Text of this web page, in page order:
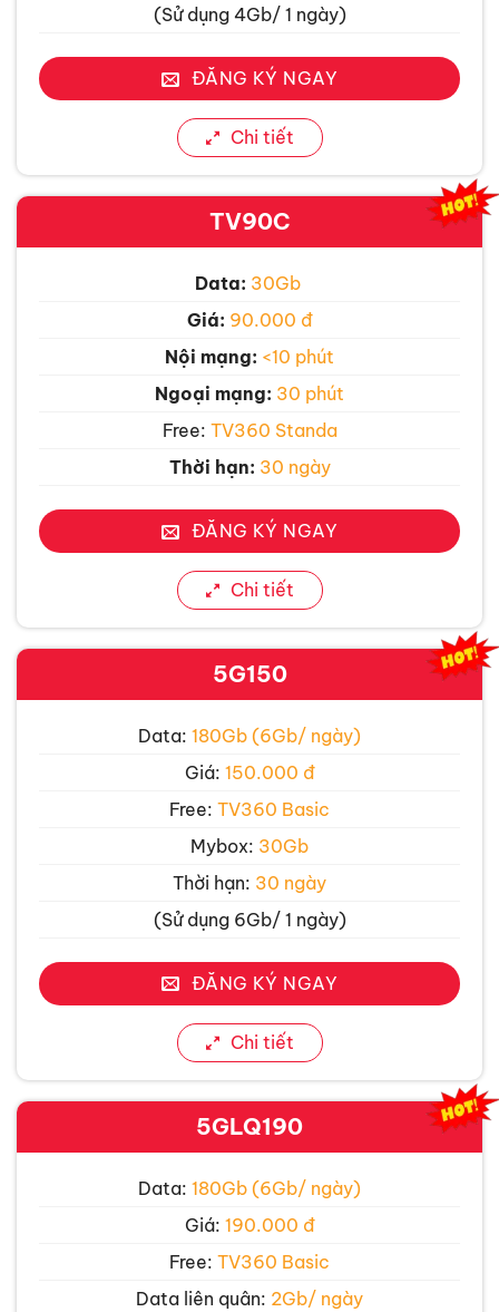
(Sử dụng 4Gb/ 1 ngày)
ĐĂNG KÝ NGAY
Chi tiết
TV90C
Data: 30Gb
Giá: 90.000 đ
Nội mạng: <10 phút
Ngoại mạng: 30 phút
Free: TV360 Standa
Thời hạn: 30 ngày
ĐĂNG KÝ NGAY
Chi tiết
5G150
Data: 180Gb (6Gb/ ngày)
Giá: 150.000 đ
Free: TV360 Basic
Mybox: 30Gb
Thời hạn: 30 ngày
(Sử dụng 6Gb/ 1 ngày)
ĐĂNG KÝ NGAY
Chi tiết
5GLQ190
Data: 180Gb (6Gb/ ngày)
Giá: 190.000 đ
Free: TV360 Basic
Data liên quân: 2Gb/ ngày